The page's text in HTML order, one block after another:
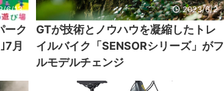
6/13
ーク
7月
2023/6/2
GTが技術とノウハウを凝縮したトレ
イルバイク「SENSORシリーズ」がフ
ルモデルチェンジ